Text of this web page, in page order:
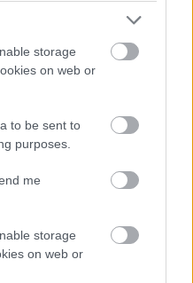
storage
on web or
to be sent to
purposes.
me
storage
on web or
svari pred
kaže na potrebo po
a tudi
uspeha, predanosti
v sanjah,